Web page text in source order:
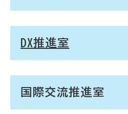
DX推進室
国際交流推進室